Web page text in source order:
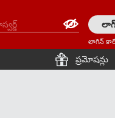
లాగిన్
English (Asia)
ప్రమోషన్లు